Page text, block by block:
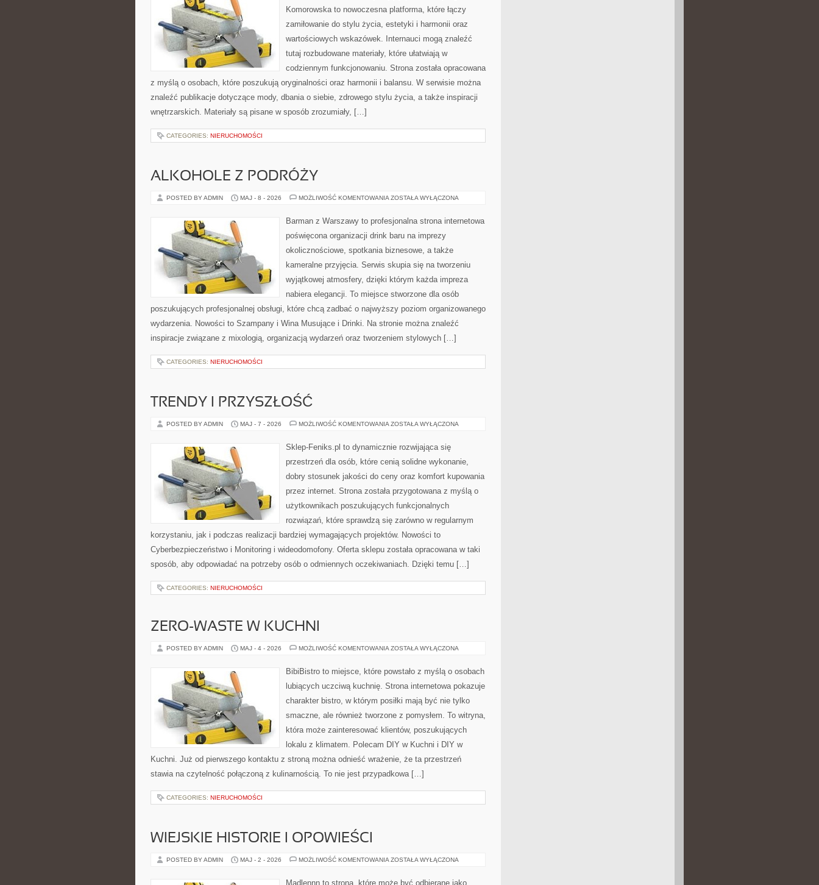
Komorowska to nowoczesna platforma, które łączy
zamiłowanie do stylu życia, estetyki i harmonii oraz
wartościowych wskazówek. Internauci mogą znaleźć
tutaj rozbudowane materiały, które ułatwiają w
codziennym funkcjonowaniu. Strona została opracowana
z myślą o osobach, które poszukują oryginalności oraz harmonii i balansu. W serwisie można
znaleźć publikacje dotyczące mody, dbania o siebie, zdrowego stylu życia, a także inspiracji
wnętrzarskich. Materiały są pisane w sposób zrozumiały, […]
CATEGORIES: NIERUCHOMOŚCI
ALKOHOLE Z PODRÓŻY
POSTED BY ADMIN MAJ - 8 - 2026 MOŻLIWOŚĆ KOMENTOWANIA ALKOHOLE
ZOSTAŁA WYŁĄCZONA
Barman z Warszawy to profesjonalna strona internetowa
poświęcona organizacji drink baru na imprezy
okolicznościowe, spotkania biznesowe, a także
kameralne przyjęcia. Serwis skupia się na tworzeniu
wyjątkowej atmosfery, dzięki którym każda impreza
nabiera elegancji. To miejsce stworzone dla osób
poszukujących profesjonalnej obsługi, które chcą zadbać o najwyższy poziom organizowanego
wydarzenia. Nowości to Szampany i Wina Musujące i Drinki. Na stronie można znaleźć
inspiracje związane z mixologią, organizacją wydarzeń oraz tworzeniem stylowych […]
CATEGORIES: NIERUCHOMOŚCI
TRENDY I PRZYSZŁOŚĆ
POSTED BY ADMIN MAJ - 7 - 2026 MOŻLIWOŚĆ KOMENTOWANIA TRENDY
ZOSTAŁA WYŁĄCZONA
Sklep-Feniks.pl to dynamicznie rozwijająca się
przestrzeń dla osób, które cenią solidne wykonanie,
dobry stosunek jakości do ceny oraz komfort kupowania
przez internet. Strona została przygotowana z myślą o
użytkownikach poszukujących funkcjonalnych
rozwiązań, które sprawdzą się zarówno w regularnym
korzystaniu, jak i podczas realizacji bardziej wymagających projektów. Nowości to
Cyberbezpieczeństwo i Monitoring i wideodomofony. Oferta sklepu została opracowana w taki
sposób, aby odpowiadać na potrzeby osób o odmiennych oczekiwaniach. Dzięki temu […]
CATEGORIES: NIERUCHOMOŚCI
ZERO-WASTE W KUCHNI
POSTED BY ADMIN MAJ - 4 - 2026 MOŻLIWOŚĆ KOMENTOWANIA ZERO-
KUCHNI
ZOSTAŁA WYŁĄCZONA
BibiBistro to miejsce, które powstało z myślą o osobach
lubiących uczciwą kuchnię. Strona internetowa pokazuje
charakter bistro, w którym posiłki mają być nie tylko
smaczne, ale również tworzone z pomysłem. To witryna,
która może zainteresować klientów, poszukujących
lokalu z klimatem. Polecam DIY w Kuchni i DIY w
Kuchni. Już od pierwszego kontaktu z stroną można odnieść wrażenie, że ta przestrzeń
stawia na czytelność połączoną z kulinarnością. To nie jest przypadkowa […]
CATEGORIES: NIERUCHOMOŚCI
WIEJSKIE HISTORIE I OPOWIEŚCI
POSTED BY ADMIN MAJ - 2 - 2026 MOŻLIWOŚĆ KOMENTOWANIA WIEJSKIE
OPOWIEŚCI
ZOSTAŁA WYŁĄCZONA
Madlennn to strona, które może być odbierane jako